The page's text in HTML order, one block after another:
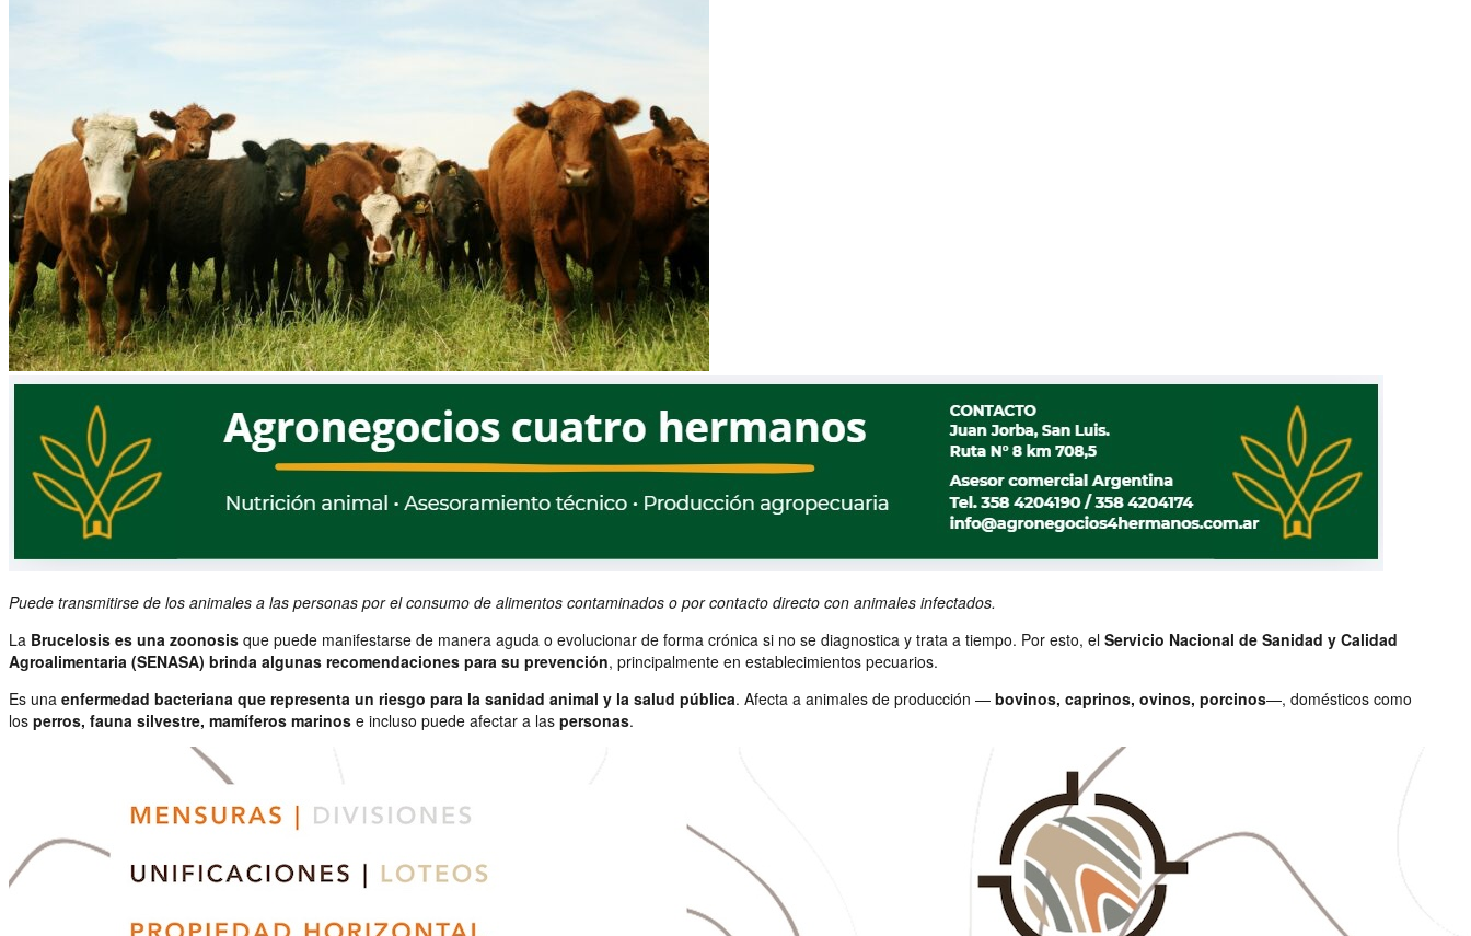
Puede transmitirse de los animales a las personas por el consumo de alimentos contaminados o por contacto directo con animales infectados.
La Brucelosis es una zoonosis que puede manifestarse de manera aguda o evolucionar de forma crónica si no se diagnostica y trata a tiempo. Por esto, el Servicio Nacional de Sanidad y Calidad
Agroalimentaria (SENASA) brinda algunas recomendaciones para su prevención, principalmente en establecimientos pecuarios.
Es una enfermedad bacteriana que representa un riesgo para la sanidad animal y la salud pública. Afecta a animales de producción — bovinos, caprinos, ovinos, porcinos—, domésticos como
los perros, fauna silvestre, mamíferos marinos e incluso puede afectar a las personas.